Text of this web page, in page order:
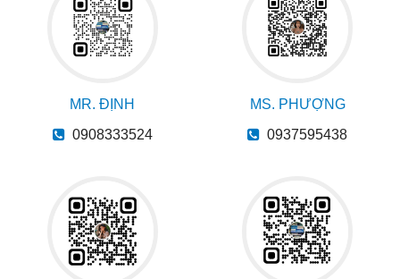
MR. ĐỊNH
0908333524
MS. PHƯỢNG
0937595438